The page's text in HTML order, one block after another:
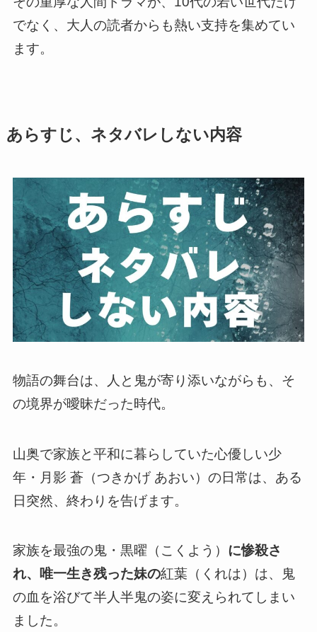
でなく、大人の読者からも熱い支持を集めてい
ます。
あらすじ、ネタバレしない内容
物語の舞台は、人と鬼が寄り添いながらも、そ
の境界が曖昧だった時代。
山奥で家族と平和に暮らしていた心優しい少
年・月影 蒼（つきかげ あおい）の日常は、ある
日突然、終わりを告げます。
家族を最強の鬼・黒曜（こくよう） に惨殺さ
れ、唯一生き残った妹の紅葉（くれは）は、鬼
の血を浴びて半人半鬼の姿に変えられてしまい
ました。